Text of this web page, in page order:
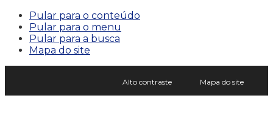
Pular para o conteúdo
Pular para o menu
Pular para a busca
Mapa do site
Alto contraste Mapa do site